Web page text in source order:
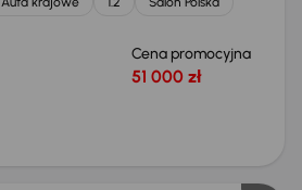
Cena promocyjna
51 000 zł